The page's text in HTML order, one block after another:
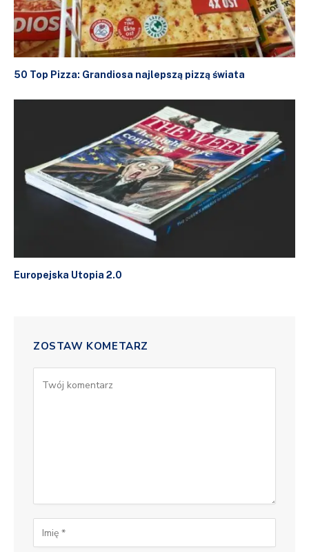
50 Top Pizza: Grandiosa najlepszą pizzą świata
Europejska Utopia 2.0
ZOSTAW KOMETARZ